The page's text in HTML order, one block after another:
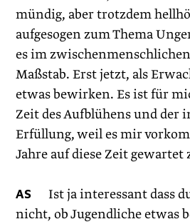
mündig, aber trotzdem
aufgesogen zum Thema
es im
Maßstab. Erst jetzt, als
etwas bewirken. Es ist für
Zeit des Aufblühens und der
Erfüllung, weil es mir
Jahre auf diese Zeit gewartet
AS Ist ja interessant dass
nicht, ob Jugendliche etwas